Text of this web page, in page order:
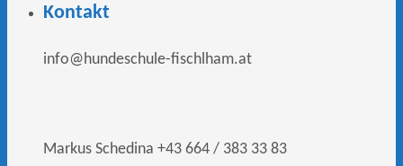
Kontakt
info@hundeschule-fischlham.at
Markus Schedina +43 664 / 383 33 83